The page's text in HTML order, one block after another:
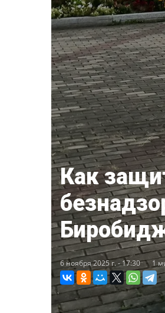
Как
6 ноября 2025 г. - 17:30 1